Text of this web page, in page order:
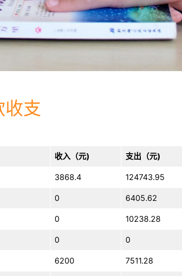
收支
收入（元) 支出（元)
3868.4 124743.95
0 6405.62
0 10238.28
0 0
6200 7511.28